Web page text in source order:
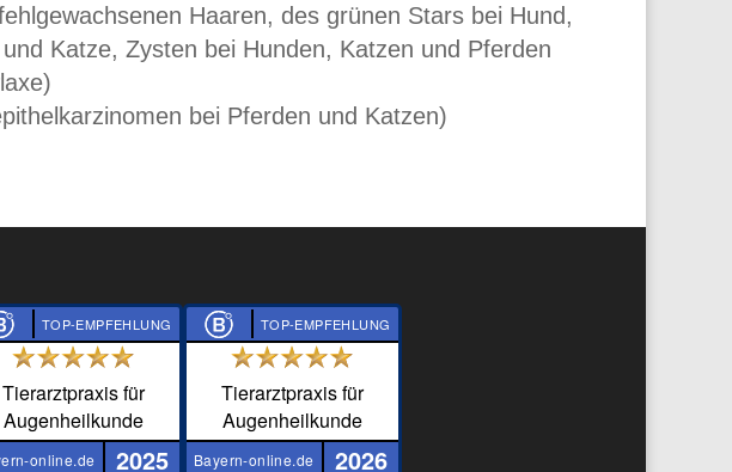
Haaren, des grünen Stars bei Hund,
Katze, Zysten bei Hunden, Katzen und Pferden
bei Pferden und Katzen)
TOP-EMPFEHLUNG
Tierarztpraxis für
Augenheilkunde
online.de 2025
TOP-EMPFEHLUNG
Tierarztpraxis für
Augenheilkunde
Bayern-online.de 2026